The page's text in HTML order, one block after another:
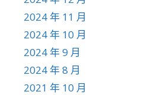
2024 年 11 月
2024 年 10 月
2024 年 9 月
2024 年 8 月
2021 年 10 月